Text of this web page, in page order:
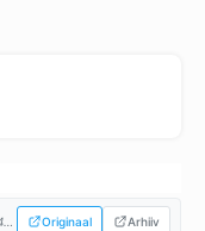
Originaal Arhiiv